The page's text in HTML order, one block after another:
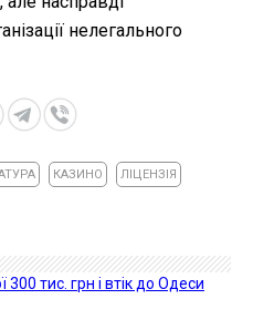
нелегального
КАЗИНО ЛІЦЕНЗІЯ
300 тис. грн і втік до Одеси